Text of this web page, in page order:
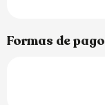
Formas de pago